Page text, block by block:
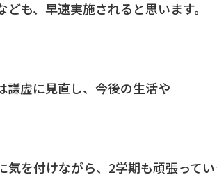
も、早速実施されると思います。
虚に見直し、今後の生活や
を付けながら、2学期も頑張ってい